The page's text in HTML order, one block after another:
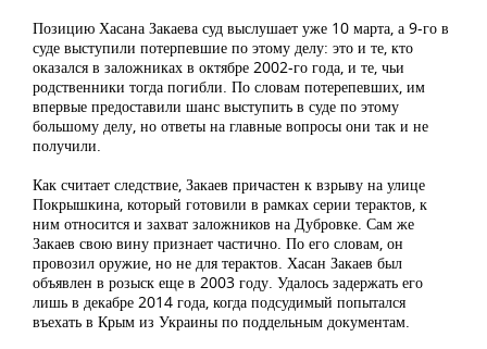
Позицию Хасана Закаева суд выслушает уже 10 марта, а 9-го в
суде выступили потерпевшие по этому делу: это и те, кто
оказался в заложниках в октябре 2002-го года, и те, чьи
родственники тогда погибли. По словам потерепевших, им
впервые предоставили шанс выступить в суде по этому
большому делу, но ответы на главные вопросы они так и не
получили.
Как считает следствие, Закаев причастен к взрыву на улице
Покрышкина, который готовили в рамках серии терактов, к
ним относится и захват заложников на Дубровке. Сам же
Закаев свою вину признает частично. По его словам, он
провозил оружие, но не для терактов. Хасан Закаев был
объявлен в розыск еще в 2003 году. Удалось задержать его
лишь в декабре 2014 года, когда подсудимый попытался
въехать в Крым из Украины по поддельным документам.